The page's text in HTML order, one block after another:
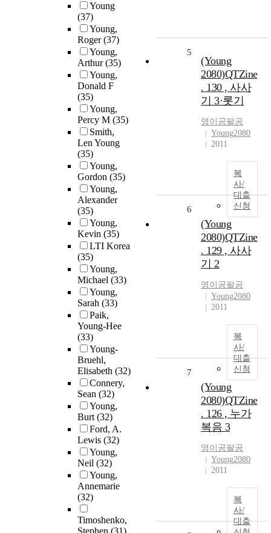
Young
(37)
Young,
Roger(37)
Young,
Arthur(35)
Young,
Donald F
(35)
Young,
Percy M (35)
Smith,
Len Young
(35)
Young,
Gordon (35)
Young,
Alexander
(35)
Young,
Kevin (35)
LTI Korea
(35)
Young,
Michael (33)
Young,
Sarah (33)
Paik,
Young-Hee
(33)
Young-
Bruehl,
Elisabeth (32)
Connery,
Sean (32)
Young,
Burt(32)
Ford, A.
Lewis (32)
Young,
Neil (32)
Young,
Annemarie
(32)
Timoshenko,
5
(Young
2080)QTZine
. 130 , 사사
기 3·롯기
영이공팔공
Young2080
2011
복
사/
대출
신청
6
(Young
2080)QTZine
. 129 , 사사
기 2
영이공팔공
Young2080
2011
복
사/
대출
신청
7
(Young
2080)QTZine
. 126 , 누가
복음 3
영이공팔공
Young2080
2011
복
사/
대출